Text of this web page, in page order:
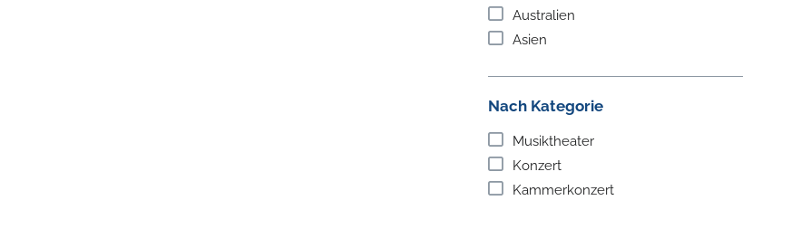
Australien
Asien
Nach Kategorie
Musiktheater
Konzert
Kammerkonzert